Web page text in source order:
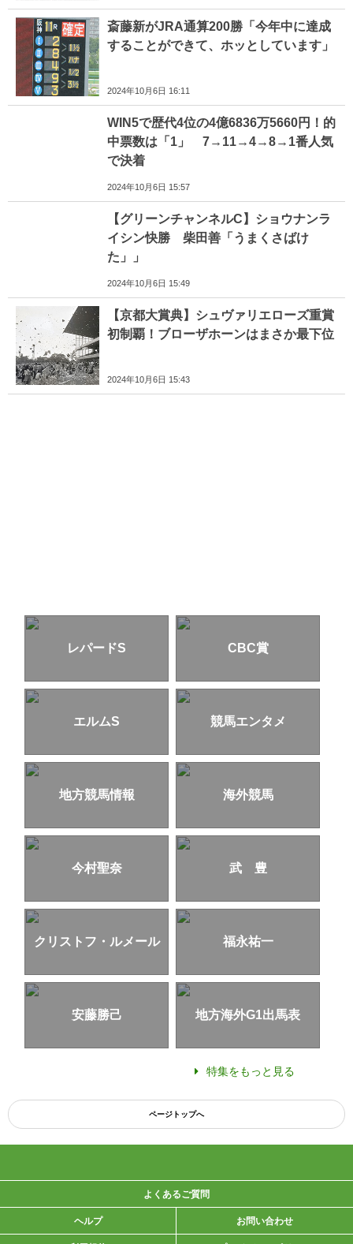
斎藤新がJRA通算200勝「今年中に達成
することができて、ホッとしています」
2024年10月6日 16:11
WIN5で歴代4位の4億6836万5660円！的
中票数は「1」 7→11→4→8→1番人気
で決着
2024年10月6日 15:57
【グリーンチャンネルC】ショウナンラ
イシン快勝 柴田善「うまくさばけ
た」」
2024年10月6日 15:49
【京都大賞典】シュヴァリエローズ重賞
初制覇！ブローザホーンはまさか最下位
2024年10月6日 15:43
レパードS CBC賞
エルムS 競馬エンタメ
地方競馬情報 海外競馬
今村聖奈 武 豊
クリストフ・ルメール 福永祐一
安藤勝己 地方海外G1出馬表
特集をもっと見る
ページトップへ
よくあるご質問
ヘルプ お問い合わせ